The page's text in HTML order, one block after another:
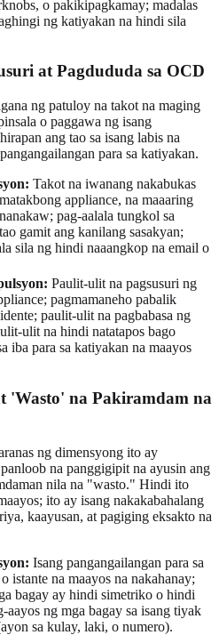
o pakikipagkamay; madalas
ng katiyakan na hindi sila
at Pagdududa sa OCD
ng patuloy na takot na maging
o paggawa ng isang
ang tao sa isang labis na
para sa katiyakan.
Takot na iwanang nakabukas
appliance, na maaaring
pag-aalala tungkol sa
gamit ang kanilang sasakyan;
sila ng hindi naaangkop na email o
Paulit-ulit na pagsusuri ng
pagmamaneho pabalik
paulit-ulit na pagbabasa ng
ulit na hindi natatapos bago
iba para sa katiyakan na maayos
'Wasto' na Pakiramdam na
ng dimensyong ito ay
na panggigipit na ayusin ang
nila na "wasto." Hindi ito
ito ay isang nakakabahalang
kaayusan, at pagiging eksakto na
Isang pangangailangan para sa
istante na maayos na nakahanay;
bagay ay hindi simetriko o hindi
aayos ng mga bagay sa isang tiyak
sa kulay, laki, o numero).